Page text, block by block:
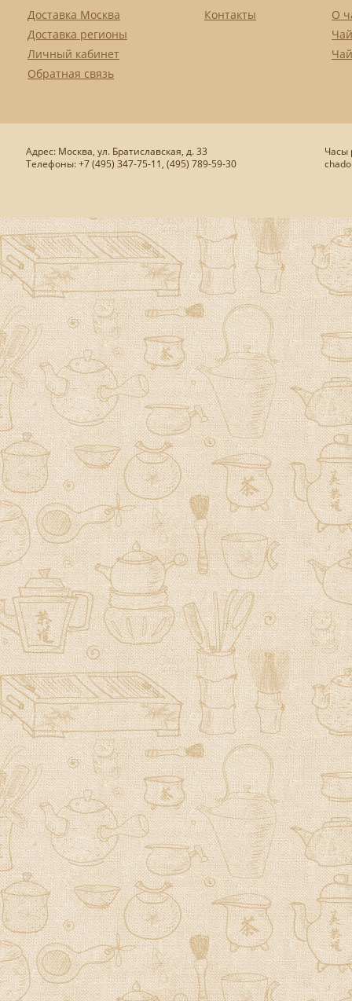
Доставка Москва
Доставка регионы
Личный кабинет
Обратная связь
Контакты
О
Адрес: Москва, ул. Братиславская, д. 33
Телефоны: +7 (495) 347-75-11, (495) 789-59-30
Часы